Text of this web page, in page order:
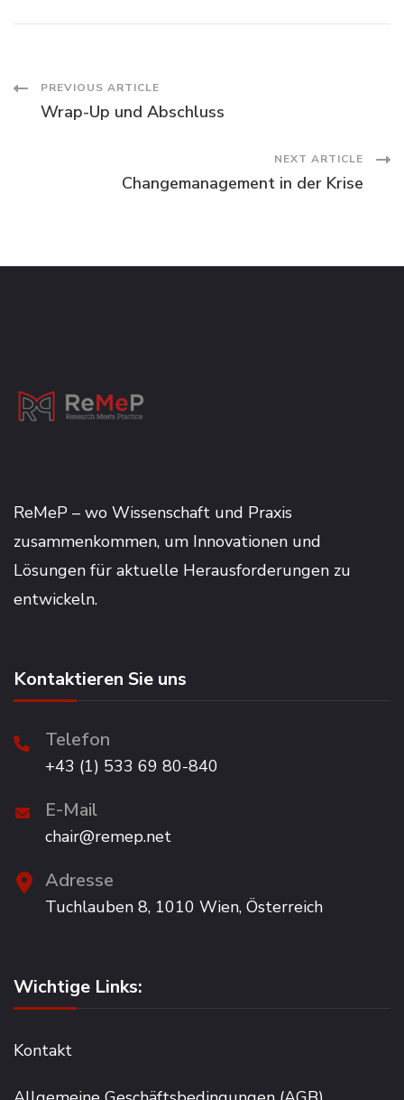
Post
PREVIOUS ARTICLE
Wrap-Up und Abschluss
NEXT ARTICLE
Changemanagement in der Krise
ReMeP – wo Wissenschaft und Praxis
zusammenkommen, um Innovationen und
Lösungen für aktuelle Herausforderungen zu
entwickeln.
Kontaktieren Sie uns
Telefon
+43 (1) 533 69 80-840
E-Mail
chair@remep.net
Adresse
Tuchlauben 8, 1010 Wien, Österreich
Wichtige Links:
Kontakt